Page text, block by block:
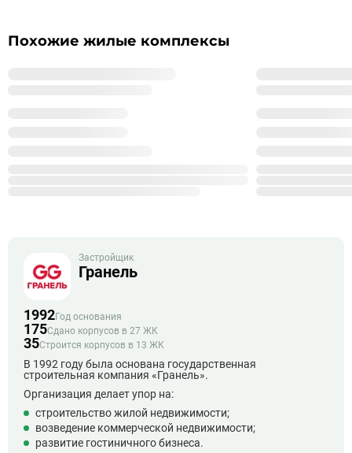
Похожие жилые комплексы
Застройщик
Гранель
1992Год основания
175Сдано корпусов в 27 ЖК
35Строится корпусов в 13 ЖК
В 1992 году была основана государственная
строительная компания «Гранель».
Организация делает упор на:
строительство жилой недвижимости;
возведение коммерческой недвижимости;
развитие гостиничного бизнеса.